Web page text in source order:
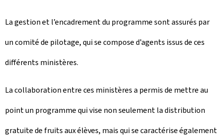
La gestion et l’encadrement du programme sont assurés par
un comité de pilotage, qui se compose d’agents issus de ces
différents ministères.
La collaboration entre ces ministères a permis de mettre au
point un programme qui vise non seulement la distribution
gratuite de fruits aux élèves, mais qui se caractérise également